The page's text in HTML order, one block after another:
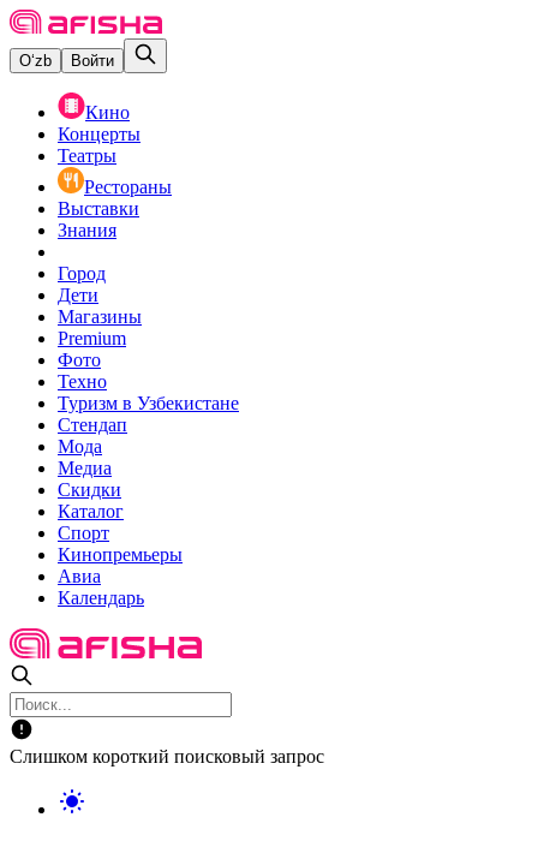
O‘zb Войти
Кино
Концерты
Театры
Рестораны
Выставки
Знания
Город
Дети
Магазины
Premium
Фото
Техно
Туризм в Узбекистане
Стендап
Мода
Медиа
Скидки
Каталог
Спорт
Кинопремьеры
Авиа
Календарь
Слишком короткий поисковый запрос